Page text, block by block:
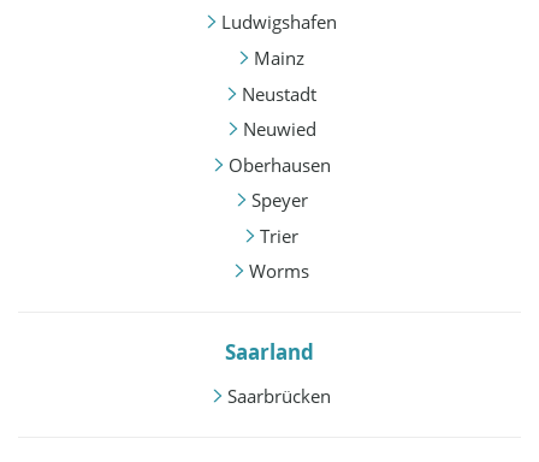
Ludwigshafen
Mainz
Neustadt
Neuwied
Oberhausen
Speyer
Trier
Worms
Saarland
Saarbrücken